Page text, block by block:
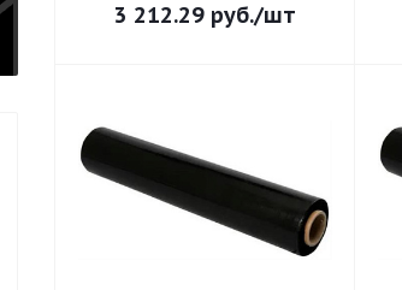
3 212.29 руб./шт